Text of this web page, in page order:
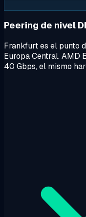
Peering de nivel
Frankfurt es el punto
Europa Central. AMD
40 Gbps, el mismo